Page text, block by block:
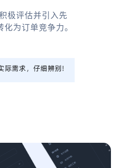
极评估并引入先
为订单竞争力。